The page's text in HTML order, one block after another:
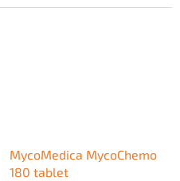
MycoMedica MycoChemo
180 tablet